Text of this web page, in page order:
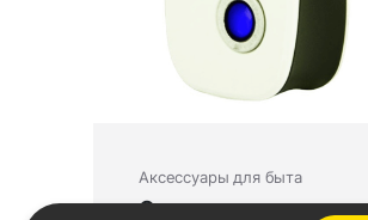
Аксессуары для быта
Отпугиватель